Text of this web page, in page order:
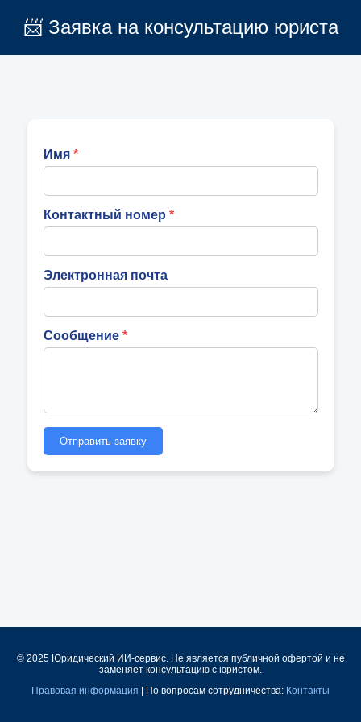
📨 Заявка на консультацию юриста
Имя
Контактный номер
Электронная почта
Сообщение
Отправить заявку
© 2025 Юридический ИИ-сервис. Не является публичной офертой и не
заменяет консультацию с юристом.
Правовая информация | По вопросам сотрудничества: Контакты